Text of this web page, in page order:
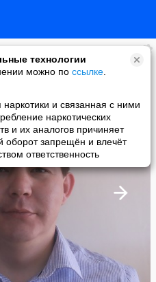
технологии
можно по ссылке
наркотики и связанная с ними
наркотических
и их аналогов причиняет
оборот запрещён и влечёт
ответственность